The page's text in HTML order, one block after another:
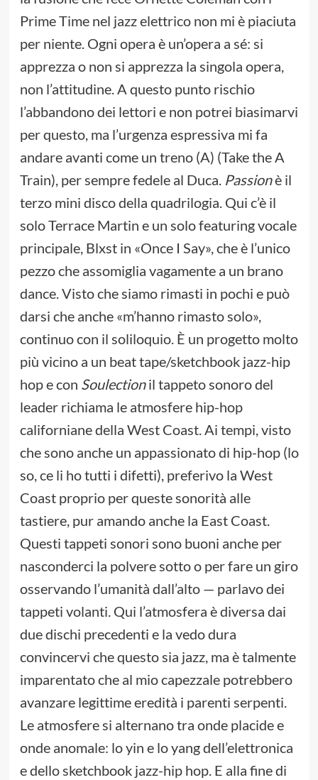
Prime Time nel jazz elettrico non mi è piaciuta
per niente. Ogni opera è un’opera a sé: si
apprezza o non si apprezza la singola opera,
non l’attitudine. A questo punto rischio
l’abbandono dei lettori e non potrei biasimarvi
per questo, ma l’urgenza espressiva mi fa
andare avanti come un treno (A) (Take the A
Train), per sempre fedele al Duca. Passionè il
terzo mini disco della quadrilogia. Qui c’è il
solo Terrace Martin e un solo featuring vocale
principale, Blxst in «Once I Say», che è l’unico
pezzo che assomiglia vagamente a un brano
dance. Visto che siamo rimasti in pochi e può
darsi che anche «m’hanno rimasto solo»,
continuo con il soliloquio. È un progetto molto
più vicino a un beat tape/sketchbook jazz-hip
hop e con Soulectionil tappeto sonoro del
leader richiama le atmosfere hip-hop
californiane della West Coast. Ai tempi, visto
che sono anche un appassionato di hip-hop (lo
so, ce li ho tutti i difetti), preferivo la West
Coast proprio per queste sonorità alle
tastiere, pur amando anche la East Coast.
Questi tappeti sonori sono buoni anche per
nasconderci la polvere sotto o per fare un giro
osservando l’umanità dall’alto — parlavo dei
tappeti volanti. Qui l’atmosfera è diversa dai
due dischi precedenti e la vedo dura
convincervi che questo sia jazz, ma è talmente
imparentato che al mio capezzale potrebbero
avanzare legittime eredità i parenti serpenti.
Le atmosfere si alternano tra onde placide e
onde anomale: lo yin e lo yang dell’elettronica
e dello sketchbook jazz-hip hop. E alla fine di